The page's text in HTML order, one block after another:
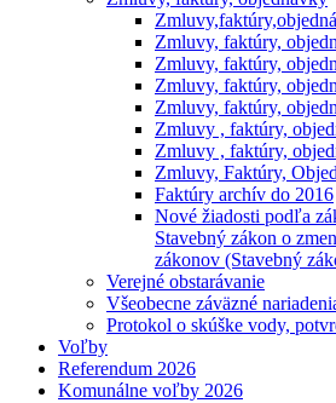
Zmluvy, faktúry,
Zmluvy, faktúry,
Zmluvy, faktúry,
Zmluvy, faktúry,
Zmluvy , faktúry,
Zmluvy , faktúry,
Zmluvy, Faktúry,
Faktúry archív do 2016
Nové žiadosti podľa
Stavebný zákon o
zákonov (Stavebný
Verejné obstarávanie
Všeobecne záväzné
Protokol o skúške vody,
Voľby
Referendum 2026
Komunálne voľby 2026